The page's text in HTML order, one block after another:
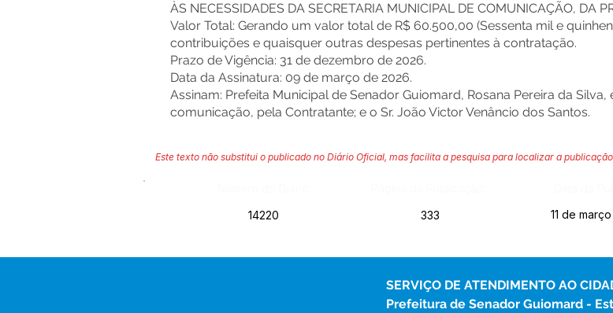
ÀS NECESSIDADES DA SECRETARIA MUNICIPAL DE COMUNICAÇÃO, DA
Valor Total: Gerando um valor total de R$ 60.500,00 (Sessenta mil e
contribuições e quaisquer outras despesas pertinentes à contratação.
Prazo de Vigência: 31 de dezembro de 2026.
Data da Assinatura: 09 de março de 2026.
Assinam: Prefeita Municipal de Senador Guiomard, Rosana Pereira da
comunicação, pela Contratante; e o Sr. João Victor Venâncio dos Santos.
Este texto não substitui o publicado no Diário Oficial, mas facilita a pesquisa para localizar a
14220
333 11 de
SERVIÇO DE ATENDIMENTO AO
Prefeitura de Senador Guiomard -